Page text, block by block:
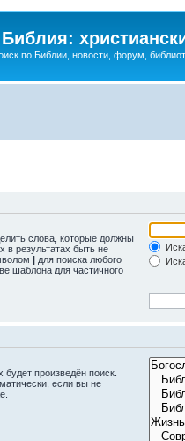
по Библии, новости, форум,
слова, которые должны
в результатах быть не
| для поиска любого
шаблона для частичного
произведён поиск.
если вы не